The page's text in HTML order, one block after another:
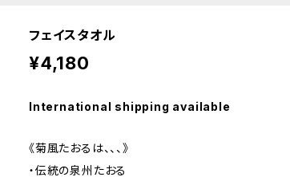
フェイスタオル
¥4,180
International shipping available
《菊風たおるは、、、》
・伝統の泉州たおる